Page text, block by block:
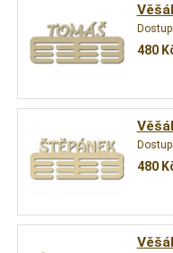
480
480